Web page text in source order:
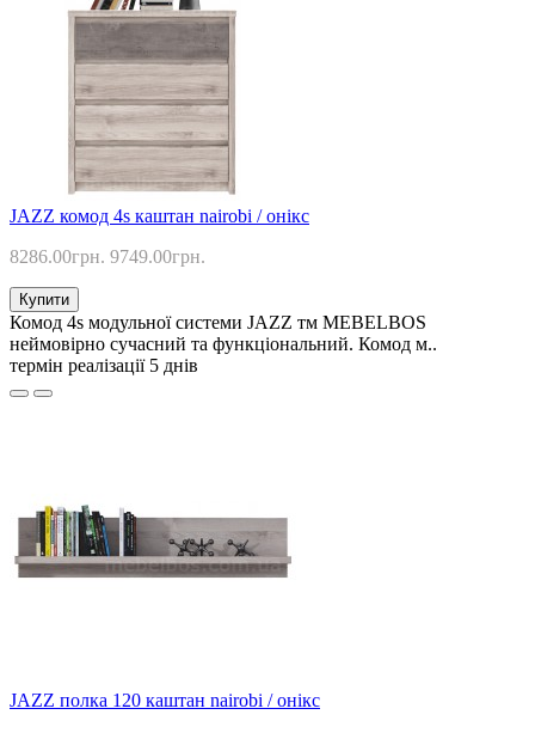
JAZZ комод 4s каштан nairobi / онікс
8286.00грн. 9749.00грн.
Купити
Комод 4s модульної системи JAZZ тм MEBELBOS
неймовірно сучасний та функціональний. Комод м..
термін реалізації 5 днів
JAZZ полка 120 каштан nairobi / онікс